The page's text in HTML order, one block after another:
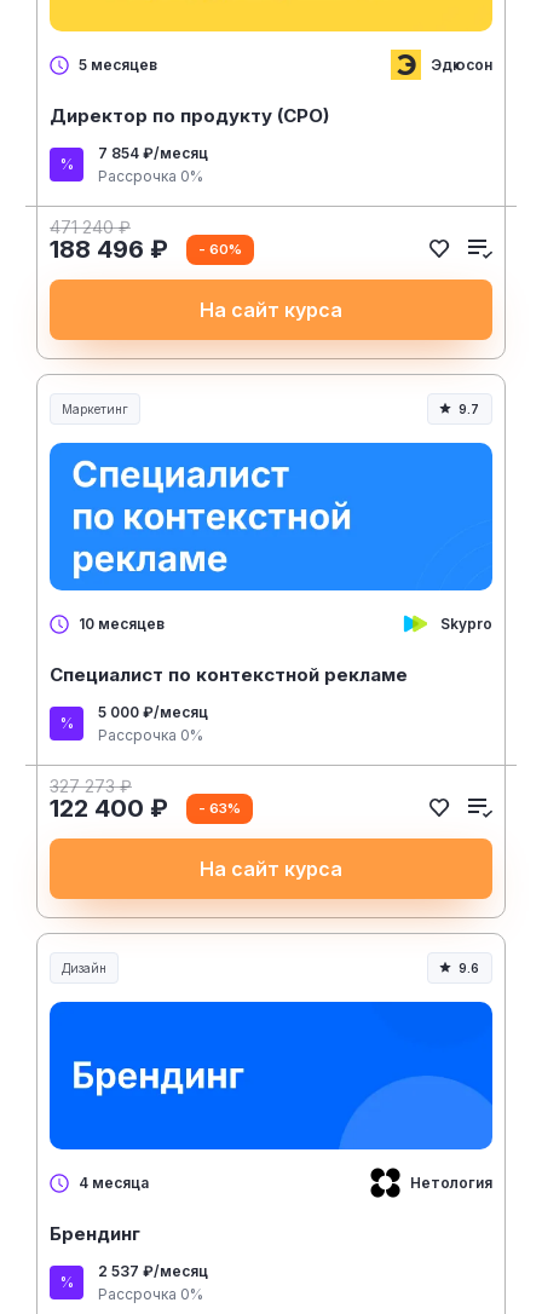
5 месяцев Эдюсон
Директор по продукту (CPO)
7 854 ₽/месяц
Рассрочка 0%
471 240 ₽
188 496 ₽ - 60%
На сайт курса
Маркетинг 9.7
10 месяцев Skypro
Специалист по контекстной рекламе
5 000 ₽/месяц
Рассрочка 0%
327 273 ₽
122 400 ₽ - 63%
На сайт курса
Дизайн 9.6
4 месяца Нетология
Брендинг
2 537 ₽/месяц
Рассрочка 0%